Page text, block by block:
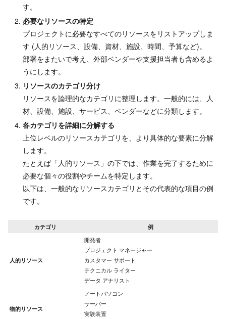
す。
必要なリソースの特定
プロジェクトに必要なすべてのリソースをリストアップしま
す (人的リソース、設備、資材、施設、時間、予算など)。
部署をまたいで考え、外部ベンダーや支援担当者も含めるよ
うにします。
リソースのカテゴリ分け
リソースを論理的なカテゴリに整理します。一般的には、人
材、設備、施設、サービス、ベンダーなどに分類します。
各カテゴリを詳細に分解する
上位レベルのリソースカテゴリを、より具体的な要素に分解
します。
たとえば「人的リソース」の下では、作業を完了するために
必要な個々の役割やチームを特定します。
以下は、一般的なリソースカテゴリとその代表的な項目の例
です。
カテゴリ 例
人的リソース
開発者
プロジェクト マネージャー
カスタマー サポート
テクニカル ライター
データ アナリスト
物的リソース
ノートパソコン
サーバー
実験装置